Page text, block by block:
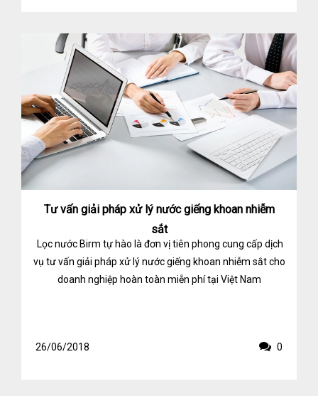
Tư vấn giải pháp xử lý nước giếng khoan nhiễm
sắt
Lọc nước Birm tự hào là đơn vị tiên phong cung cấp dịch
vụ tư vấn giải pháp xử lý nước giếng khoan nhiễm sắt cho
doanh nghiệp hoàn toàn miễn phí tại Việt Nam
26/06/2018 0